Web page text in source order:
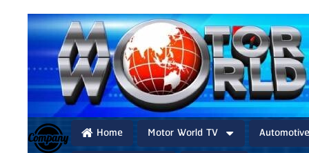
Home Motor World TV